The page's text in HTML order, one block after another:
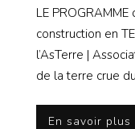
LE
construction en
l’AsTerre |
de la terre crue
En savoir plus